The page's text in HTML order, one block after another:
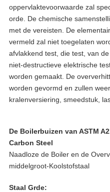
oppervlaktevoorwaarde zal
orde. De chemische
met de vereisten. De
vermeld zal niet toegelaten
afvlakkend test, die test, van
niet-destructieve elektrische
worden gemaakt. De
worden gevormd en zullen
kralenversiering, smeedstuk,
De Boilerbuizen van ASTM
Carbon Steel
Naadloze de Boiler en de
middelgroot-Koolstofstaal
Staal Grde: